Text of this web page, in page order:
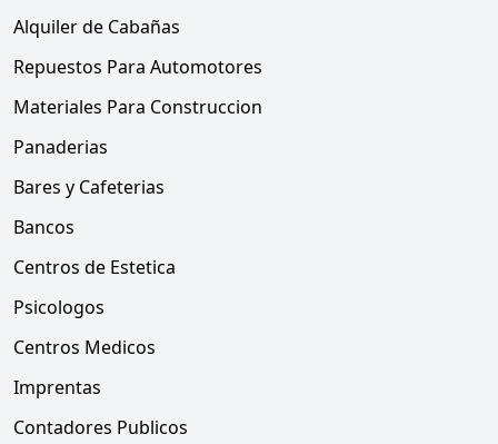
Alquiler de Cabañas
Repuestos Para Automotores
Materiales Para Construccion
Panaderias
Bares y Cafeterias
Bancos
Centros de Estetica
Psicologos
Centros Medicos
Imprentas
Contadores Publicos